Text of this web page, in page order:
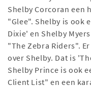
Shelby Corcoran een
"Glee". Shelby is ook
Dixie' en Shelby
"The Zebra Riders".
over Shelby. Dat is
Shelby Prince is ook
Client List" en een